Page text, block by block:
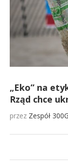
„Eko” na
Rząd chce
przez Zespół